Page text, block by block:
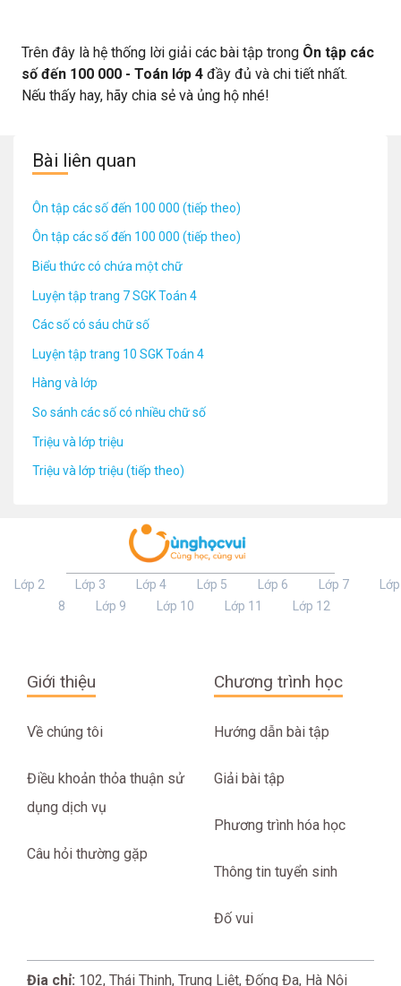
Trên đây là hệ thống lời giải các bài tập trong Ôn tập các
số đến 100 000 - Toán lớp 4 đầy đủ và chi tiết nhất.
Nếu thấy hay, hãy chia sẻ và ủng hộ nhé!
Bài liên quan
Ôn tập các số đến 100 000 (tiếp theo)
Ôn tập các số đến 100 000 (tiếp theo)
Biểu thức có chứa một chữ
Luyện tập trang 7 SGK Toán 4
Các số có sáu chữ số
Luyện tập trang 10 SGK Toán 4
Hàng và lớp
So sánh các số có nhiều chữ số
Triệu và lớp triệu
Triệu và lớp triệu (tiếp theo)
Lớp 2 Lớp 3 Lớp 4 Lớp 5 Lớp 6 Lớp 7
Lớp
8
Lớp 9 Lớp 10 Lớp 11 Lớp 12
Giới thiệu
Về chúng tôi
Điều khoản thỏa thuận sử
dụng dịch vụ
Câu hỏi thường gặp
Chương trình học
Hướng dẫn bài tập
Giải bài tập
Phương trình hóa học
Thông tin tuyển sinh
Đố vui
Địa chỉ: 102, Thái Thịnh, Trung Liệt, Đống Đa, Hà Nội